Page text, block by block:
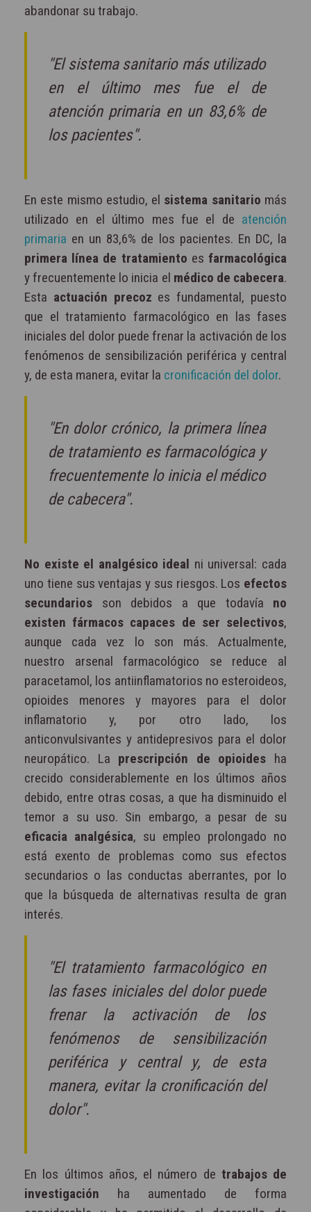
abandonar su trabajo.
"El sistema sanitario más utilizado
en el último mes fue el de
atención primaria en un 83,6% de
los pacientes".
En este mismo estudio, el sistema sanitario más
utilizado en el último mes fue el de atención
primaria en un 83,6% de los pacientes. En DC, la
primera línea de tratamiento esfarmacológica
y frecuentemente lo inicia el médico de cabecera.
Esta actuación precoz es fundamental, puesto
que el tratamiento farmacológico en las fases
iniciales del dolor puede frenar la activación de los
fenómenos de sensibilización periférica y central
y, de esta manera, evitar la cronificación del dolor.
"En dolor crónico, la primera línea
de tratamiento es farmacológica y
frecuentemente lo inicia el médico
de cabecera".
No existe el analgésico ideal ni universal: cada
uno tiene sus ventajas y sus riesgos. Los efectos
secundarios son debidos a que todavía no
existen fármacos capaces de ser selectivos,
aunque cada vez lo son más. Actualmente,
nuestro arsenal farmacológico se reduce al
paracetamol, los antiinflamatorios no esteroideos,
opioides menores y mayores para el dolor
inflamatorio y, por otro lado, los
anticonvulsivantes y antidepresivos para el dolor
neuropático. La prescripción de opioides ha
crecido considerablemente en los últimos años
debido, entre otras cosas, a que ha disminuido el
temor a su uso. Sin embargo, a pesar de su
eficacia analgésica, su empleo prolongado no
está exento de problemas como sus efectos
secundarios o las conductas aberrantes, por lo
que la búsqueda de alternativas resulta de gran
interés.
"El tratamiento farmacológico en
las fases iniciales del dolor puede
frenar la activación de los
fenómenos de sensibilización
periférica y central y, de esta
manera, evitar la cronificación del
dolor".
En los últimos años, el número de trabajos de
investigación ha aumentado de forma